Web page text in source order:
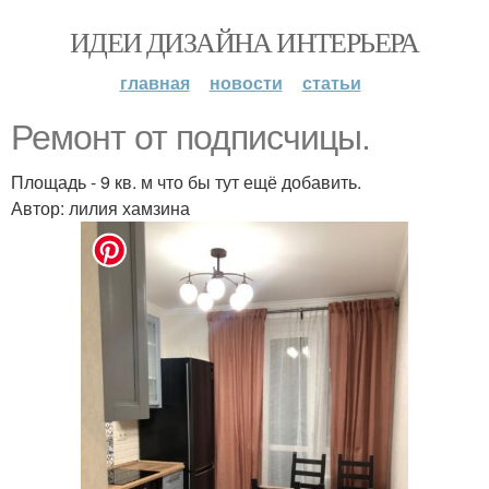
ИДЕИ ДИЗАЙНА ИНТЕРЬЕРА
главная новости статьи
Ремонт от подписчицы.
Площадь - 9 кв. м что бы тут ещё добавить.
Автор: лилия хамзина